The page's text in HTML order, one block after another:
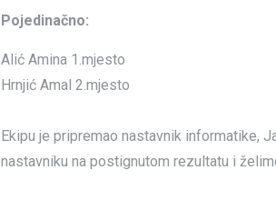
Pojedinačno:
Alić Amina 1.mjesto
Hrnjić Amal 2.mjesto
Ekipu je pripremao nastavnik informatike,
nastavniku na postignutom rezultatu i